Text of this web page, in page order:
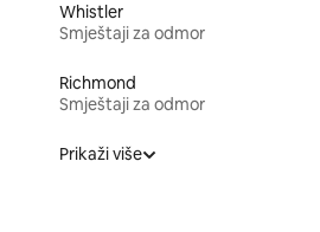
Whistler
Smještaji za odmor
Richmond
Smještaji za odmor
Prikaži više